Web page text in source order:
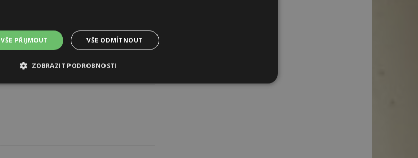
VŠE PŘIJMOUT VŠE ODMÍTNOUT
ZOBRAZIT PODROBNOSTI